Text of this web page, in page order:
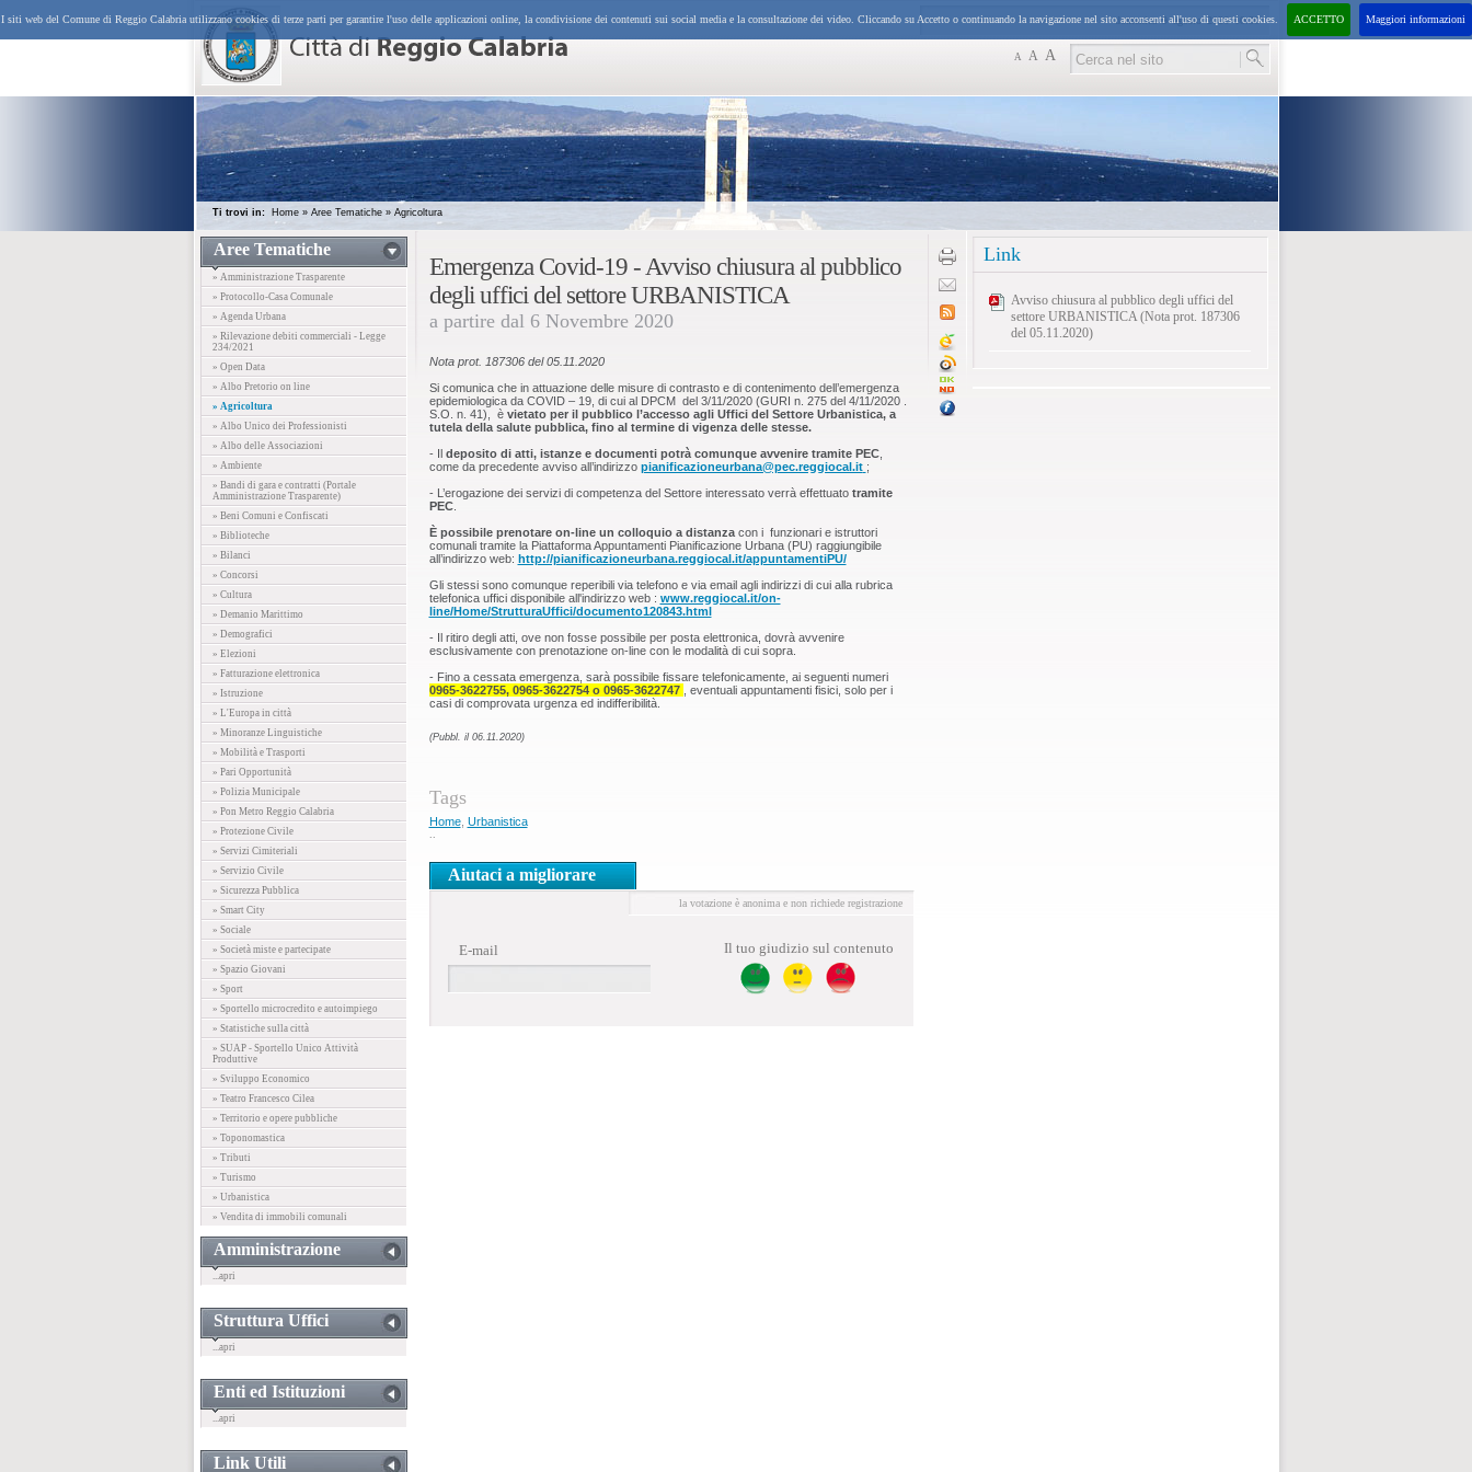
I siti web del Comune di Reggio Calabria utilizzano cookies di terze parti per garantire l'uso delle applicazioni online, la condivisione dei contenuti sui social media e la consultazione dei video. Cliccando su Accetto o continuando la navigazione nel sito acconsenti all'uso di questi cookies. ACCETTO Maggiori informazioni
domenica 9 agosto 2026 10:30
A A A
Ti trovi in: Home » Aree Tematiche » Agricoltura
Aree Tematiche
» Amministrazione Trasparente
» Protocollo-Casa Comunale
» Agenda Urbana
» Rilevazione debiti commerciali - Legge
234/2021
» Open Data
» Albo Pretorio on line
» Agricoltura
» Albo Unico dei Professionisti
» Albo delle Associazioni
» Ambiente
» Bandi di gara e contratti (Portale
Amministrazione Trasparente)
» Beni Comuni e Confiscati
» Biblioteche
» Bilanci
» Concorsi
» Cultura
» Demanio Marittimo
» Demografici
» Elezioni
» Fatturazione elettronica
» Istruzione
» L'Europa in città
» Minoranze Linguistiche
» Mobilità e Trasporti
» Pari Opportunità
» Polizia Municipale
» Pon Metro Reggio Calabria
» Protezione Civile
» Servizi Cimiteriali
» Servizio Civile
» Sicurezza Pubblica
» Smart City
» Sociale
» Società miste e partecipate
» Spazio Giovani
» Sport
» Sportello microcredito e autoimpiego
» Statistiche sulla città
» SUAP - Sportello Unico Attività
Produttive
» Sviluppo Economico
» Teatro Francesco Cilea
» Territorio e opere pubbliche
» Toponomastica
» Tributi
» Turismo
» Urbanistica
» Vendita di immobili comunali
Amministrazione
...apri
Struttura Uffici
...apri
Enti ed Istituzioni
...apri
Link Utili
Emergenza Covid-19 - Avviso chiusura al pubblico
degli uffici del settore URBANISTICA
a partire dal 6 Novembre 2020
Nota prot. 187306 del 05.11.2020
Si comunica che in attuazione delle misure di contrasto e di contenimento dell’emergenza
epidemiologica da COVID – 19, di cui al DPCM del 3/11/2020 (GURI n. 275 del 4/11/2020 .
S.O. n. 41), è vietato per il pubblico l’accesso agli Uffici del Settore Urbanistica, a
tutela della salute pubblica, fino al termine di vigenza delle stesse.
- Il deposito di atti, istanze e documenti potrà comunque avvenire tramite PEC,
come da precedente avviso all’indirizzo pianificazioneurbana@pec.reggiocal.it ;
- L’erogazione dei servizi di competenza del Settore interessato verrà effettuato tramite
PEC.
È possibile prenotare on-line un colloquio a distanza con i funzionari e istruttori
comunali tramite la Piattaforma Appuntamenti Pianificazione Urbana (PU) raggiungibile
all’indirizzo web: http://pianificazioneurbana.reggiocal.it/appuntamentiPU/
Gli stessi sono comunque reperibili via telefono e via email agli indirizzi di cui alla rubrica
telefonica uffici disponibile all'indirizzo web : www.reggiocal.it/on-
line/Home/StrutturaUffici/documento120843.html
- Il ritiro degli atti, ove non fosse possibile per posta elettronica, dovrà avvenire
esclusivamente con prenotazione on-line con le modalità di cui sopra.
- Fino a cessata emergenza, sarà possibile fissare telefonicamente, ai seguenti numeri
0965-3622755, 0965-3622754 o 0965-3622747
, eventuali appuntamenti fisici, solo per i
casi di comprovata urgenza ed indifferibilità.
(Pubbl. il 06.11.2020)
Tags
Home, Urbanistica
Aiutaci a migliorare
la votazione è anonima e non richiede registrazione
E-mail Il tuo giudizio sul contenuto
Link
Avviso chiusura al pubblico degli uffici del
settore URBANISTICA (Nota prot. 187306
del 05.11.2020)